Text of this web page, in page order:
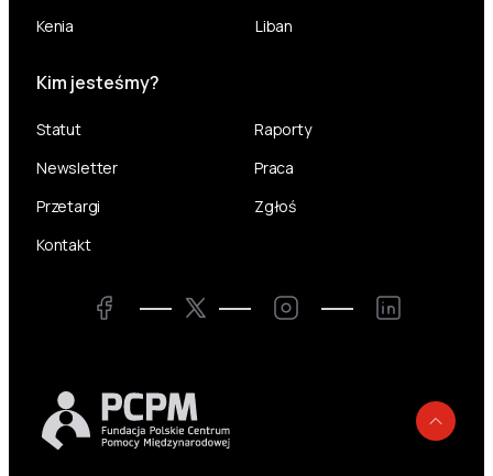
Kenia
Liban
Kim jesteśmy?
Statut
Raporty
Newsletter
Praca
Przetargi
Zgłoś
Kontakt
Facebook Twitter Instagram LinkedIn